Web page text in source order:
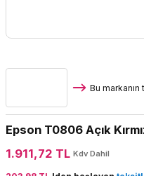
Bu
Epson T0806 Açık
1.911,72 TL Kdv Dahil